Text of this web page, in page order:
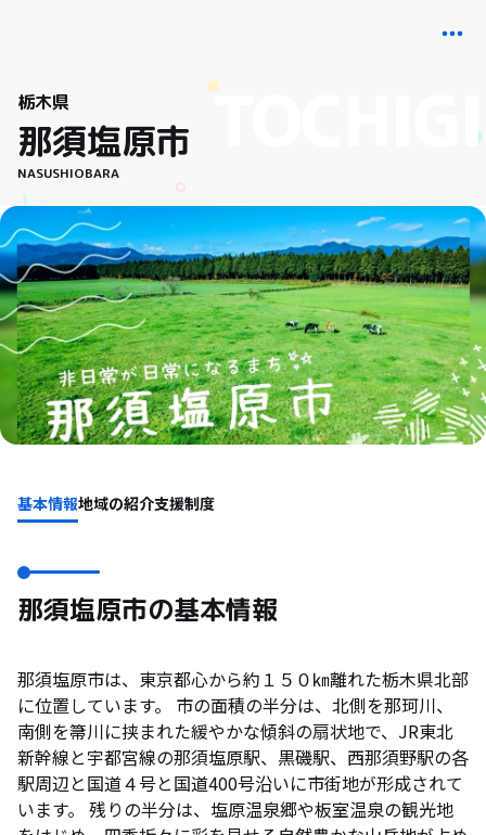
栃木県
那須塩原市
NASUSHIOBARA
基本情報地域の紹介支援制度
那須塩原市の基本情報
那須塩原市は、東京都心から約１５０㎞離れた栃木県北部
に位置しています。 市の面積の半分は、北側を那珂川、
南側を箒川に挟まれた緩やかな傾斜の扇状地で、JR東北
新幹線と宇都宮線の那須塩原駅、黒磯駅、西那須野駅の各
駅周辺と国道４号と国道400号沿いに市街地が形成されて
います。 残りの半分は、塩原温泉郷や板室温泉の観光地